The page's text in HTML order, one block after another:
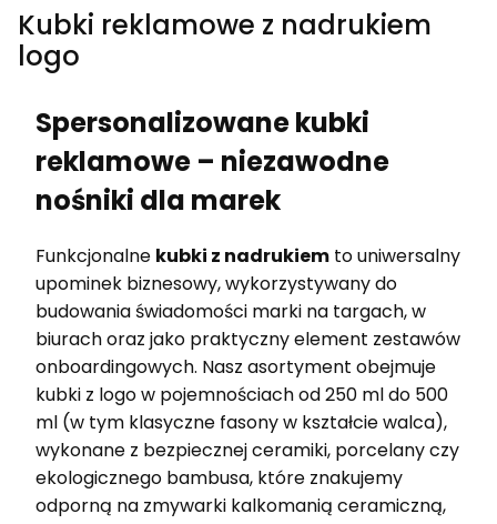
Kubki reklamowe z nadrukiem
logo
Spersonalizowane kubki
reklamowe – niezawodne
nośniki dla marek
Funkcjonalne kubki z nadrukiem to uniwersalny
upominek biznesowy, wykorzystywany do
budowania świadomości marki na targach, w
biurach oraz jako praktyczny element zestawów
onboardingowych. Nasz asortyment obejmuje
kubki z logo w pojemnościach od 250 ml do 500
ml (w tym klasyczne fasony w kształcie walca),
wykonane z bezpiecznej ceramiki, porcelany czy
ekologicznego bambusa, które znakujemy
odporną na zmywarki kalkomanią ceramiczną,